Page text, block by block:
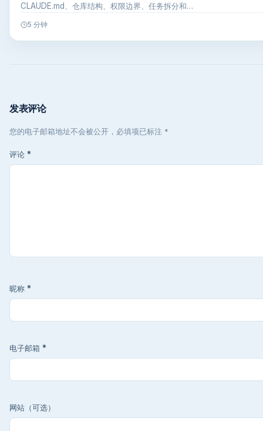
CLAUDE.md、仓库结构、权限边界、任务拆分和…
5 分钟
发表评论
您的电子邮箱地址不会被公开，必填项已标注 *
评论 *
昵称 *
电子邮箱 *
网站（可选）